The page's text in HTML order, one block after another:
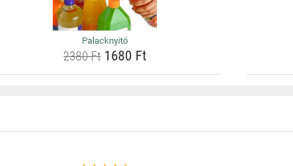
Palacknyitó
2380 Ft1680 Ft